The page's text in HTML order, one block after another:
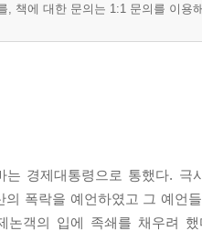
, 책에 대한 문의는 1:1 문의를 이용
는 경제대통령으로 통했다.
폭락을 예언하였고 그 예언
논객의 입에 족쇄를 채우려